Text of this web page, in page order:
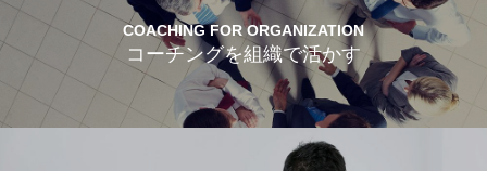
COACHING FOR ORGANIZATION
コーチングを組織で活かす